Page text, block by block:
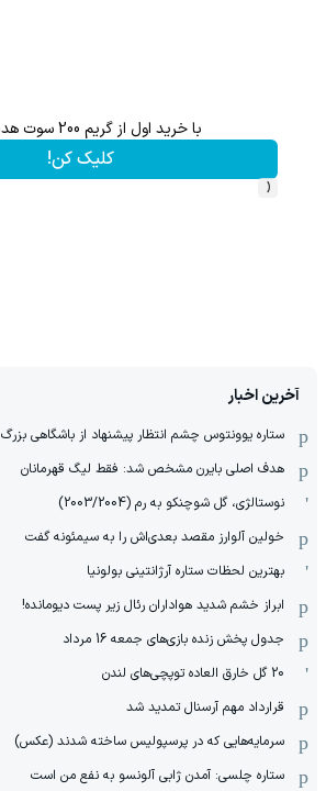
با خرید اول از گریم 200 سوت هدیه بگیر
کلیک کن!
‹
آخرین اخبار
ستاره یوونتوس چشم انتظار پیشنهاد از باشگاهی بزرگ
هدف اصلی بایرن مشخص شد: فقط لیگ قهرمانان
نوستالژی، گل شوچنکو به رم (2003/2004)
خولین آلوارز مقصد بعدی‌اش را به سیمئونه گفت
بهترین لحظات ستاره آرژانتینی بولونیا
ابراز خشم شدید هواداران رئال زیر پست دیومانده!
جدول پخش زنده بازی‌های جمعه 16 مرداد
20 گل خارق العاده توپچی‌های لندن
قرارداد مهم آرسنال تمدید شد
سرمایه‌هایی که در پرسپولیس ساخته شدند (عکس)
ستاره چلسی: آمدن ژابی آلونسو به نفع من است